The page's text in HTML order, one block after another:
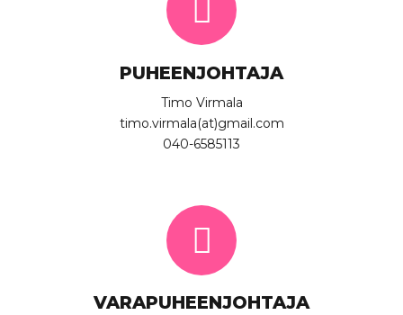
PUHEENJOHTAJA
Timo Virmala
timo.virmala(at)gmail.com
040-6585113
VARAPUHEENJOHTAJA